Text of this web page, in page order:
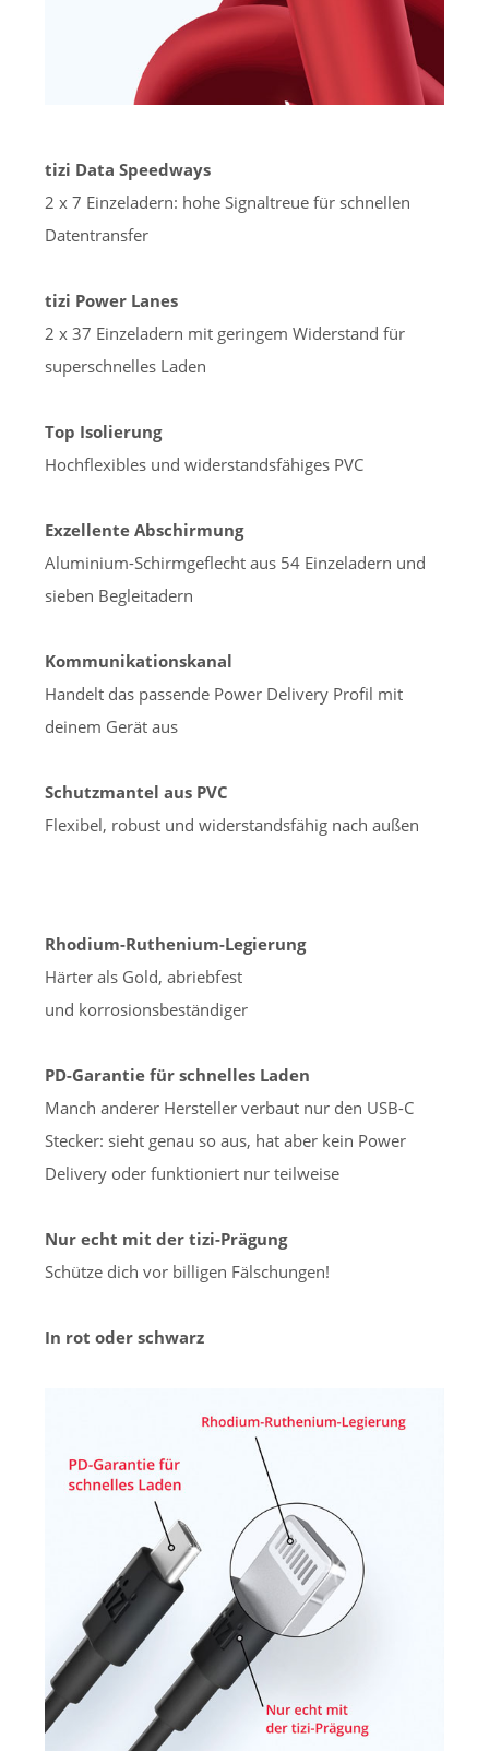
tizi Data Speedways
2 x 7 Einzeladern: hohe Signaltreue für schnellen
Datentransfer
tizi Power Lanes
2 x 37 Einzeladern mit geringem Widerstand für
superschnelles Laden
Top Isolierung
Hochflexibles und widerstandsfähiges PVC
Exzellente Abschirmung
Aluminium-Schirmgeflecht aus 54 Einzeladern und
sieben Begleitadern
Kommunikationskanal
Handelt das passende Power Delivery Profil mit
deinem Gerät aus
Schutzmantel aus PVC
Flexibel, robust und widerstandsfähig nach außen
Rhodium-Ruthenium-Legierung
Härter als Gold, abriebfest
und korrosionsbeständiger
PD-Garantie für schnelles Laden
Manch anderer Hersteller verbaut nur den USB-C
Stecker: sieht genau so aus, hat aber kein Power
Delivery oder funktioniert nur teilweise
Nur echt mit der tizi-Prägung
Schütze dich vor billigen Fälschungen!
In rot oder schwarz